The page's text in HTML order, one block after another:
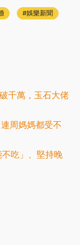
娛樂新聞
千萬，玉石大佬
周媽媽都受不
吃」、堅持晚